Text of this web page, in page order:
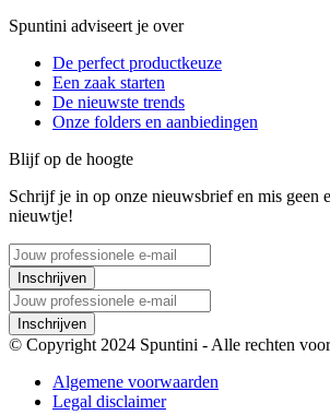
Spuntini adviseert je over
De perfect productkeuze
Een zaak starten
De nieuwste trends
Onze folders en aanbiedingen
Blijf op de hoogte
Schrijf je in op onze nieuwsbrief en mis geen
nieuwtje!
Inschrijven
Inschrijven
© Copyright 2024 Spuntini - Alle rechten
Algemene voorwaarden
Legal disclaimer